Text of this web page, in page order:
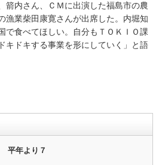
内さん、ＣＭに出演した福島市の農
漁業柴田康寛さんが出席した。内堀知
で食べてほしい。自分もＴＯＫＩＯ課
キドキする事業を形にしていく」と語
平年より７